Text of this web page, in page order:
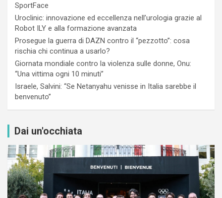
SportFace
Uroclinic: innovazione ed eccellenza nell’urologia grazie al
Robot ILY e alla formazione avanzata
Prosegue la guerra di DAZN contro il “pezzotto”: cosa
rischia chi continua a usarlo?
Giornata mondiale contro la violenza sulle donne, Onu:
“Una vittima ogni 10 minuti”
Israele, Salvini: “Se Netanyahu venisse in Italia sarebbe il
benvenuto”
Dai un'occhiata